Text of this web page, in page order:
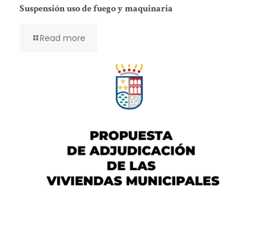
Suspensión uso de fuego y maquinaria
Read more